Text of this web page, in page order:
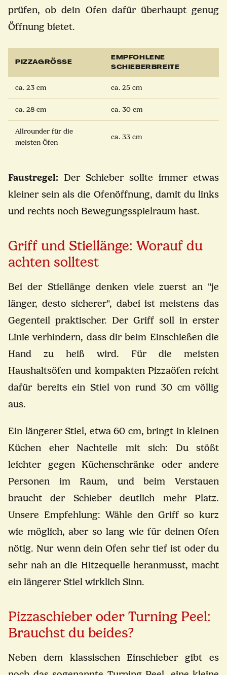
prüfen, ob dein Ofen dafür überhaupt genug
Öffnung bietet.
PIZZAGRÖSSE
EMPFOHLENE
SCHIEBERBREITE
ca. 23 cm ca. 25 cm
ca. 28 cm ca. 30 cm
Allrounder für die
meisten Öfen
ca. 33 cm
Faustregel: Der Schieber sollte immer etwas
kleiner sein als die Ofenöffnung, damit du links
und rechts noch Bewegungsspielraum hast.
Griff und Stiellänge: Worauf du
achten solltest
Bei der Stiellänge denken viele zuerst an "je
länger, desto sicherer", dabei ist meistens das
Gegenteil praktischer. Der Griff soll in erster
Linie verhindern, dass dir beim Einschießen die
Hand zu heiß wird. Für die meisten
Haushaltsöfen und kompakten Pizzaöfen reicht
dafür bereits ein Stiel von rund 30 cm völlig
aus.
Ein längerer Stiel, etwa 60 cm, bringt in kleinen
Küchen eher Nachteile mit sich: Du stößt
leichter gegen Küchenschränke oder andere
Personen im Raum, und beim Verstauen
braucht der Schieber deutlich mehr Platz.
Unsere Empfehlung: Wähle den Griff so kurz
wie möglich, aber so lang wie für deinen Ofen
nötig. Nur wenn dein Ofen sehr tief ist oder du
sehr nah an die Hitzequelle heranmusst, macht
ein längerer Stiel wirklich Sinn.
Pizzaschieber oder Turning Peel:
Brauchst du beides?
Neben dem klassischen Einschieber gibt es